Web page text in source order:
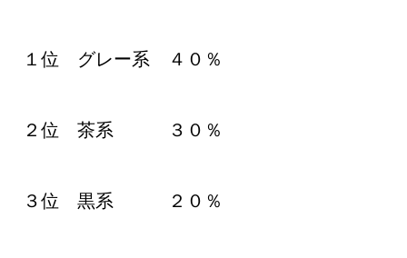
１位 グレー系 ４０％
２位 茶系 ３０％
３位 黒系 ２０％